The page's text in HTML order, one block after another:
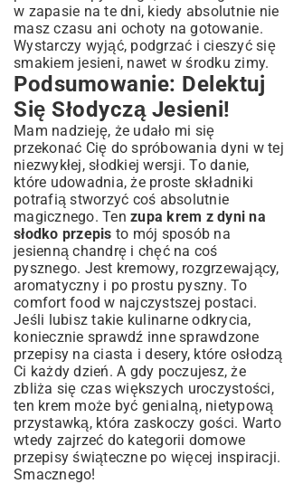
w zapasie na te dni, kiedy absolutnie nie
masz czasu ani ochoty na gotowanie.
Wystarczy wyjąć, podgrzać i cieszyć się
smakiem jesieni, nawet w środku zimy.
Podsumowanie: Delektuj
Się Słodyczą Jesieni!
Mam nadzieję, że udało mi się
przekonać Cię do spróbowania dyni w tej
niezwykłej, słodkiej wersji. To danie,
które udowadnia, że proste składniki
potrafią stworzyć coś absolutnie
magicznego. Ten zupa krem z dyni na
słodko przepis to mój sposób na
jesienną chandrę i chęć na coś
pysznego. Jest kremowy, rozgrzewający,
aromatyczny i po prostu pyszny. To
comfort food w najczystszej postaci.
Jeśli lubisz takie kulinarne odkrycia,
koniecznie sprawdź inne sprawdzone
przepisy na ciasta i desery, które osłodzą
Ci każdy dzień. A gdy poczujesz, że
zbliża się czas większych uroczystości,
ten krem może być genialną, nietypową
przystawką, która zaskoczy gości. Warto
wtedy zajrzeć do kategorii domowe
przepisy świątecznepo więcej inspiracji.
Smacznego!